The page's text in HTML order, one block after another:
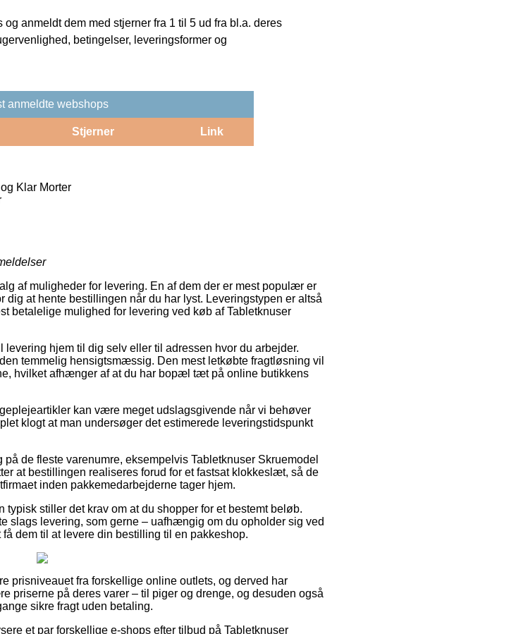
anmeldt dem med stjerner fra 1 til 5 ud fra bl.a. deres
betingelser, leveringsformer og
anmeldte webshops
Stjerner Link
Klar Morter
af muligheder for levering. En af dem der er mest populær er
dig at hente bestillingen når du har lyst. Leveringstypen er altså
betalelige mulighed for levering ved køb af Tabletknuser
hjem til dig selv eller til adressen hvor du arbejder.
temmelig hensigtsmæssig. Den mest letkøbte fragtløsning vil
hvilket afhænger af at du har bopæl tæt på online butikkens
kan være meget udslagsgivende når vi behøver
klogt at man undersøger det estimerede leveringstidspunkt
de fleste varenumre, eksempelvis Tabletknuser Skruemodel
at bestillingen realiseres forud for et fastsat klokkeslæt, så de
inden pakkemedarbejderne tager hjem.
typisk stiller det krav om at du shopper for et bestemt beløb.
slags levering, som gerne – uafhængig om du opholder sig ved
dem til at levere din bestilling til en pakkeshop.
prisniveauet fra forskellige online outlets, og derved har
priserne på deres varer – til piger og drenge, og desuden også
sikre fragt uden betaling.
et par forskellige e-shops efter tilbud på Tabletknuser